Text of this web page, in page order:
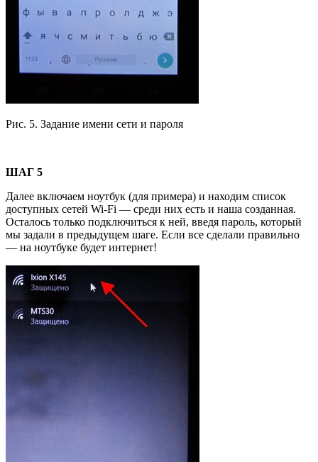
Рис. 5. Задание имени сети и пароля
ШАГ 5
Далее включаем ноутбук (для примера) и находим список
доступных сетей Wi-Fi — среди них есть и наша созданная.
Осталось только подключиться к ней, введя пароль, который
мы задали в предыдущем шаге. Если все сделали правильно
— на ноутбуке будет интернет!